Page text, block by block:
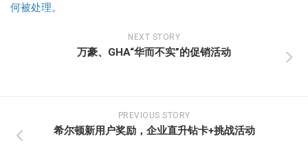
何被处理。
NEXT STORY
万豪、GHA“华而不实”的促销活动
PREVIOUS STORY
希尔顿新用户奖励，企业直升钻卡+挑战活动